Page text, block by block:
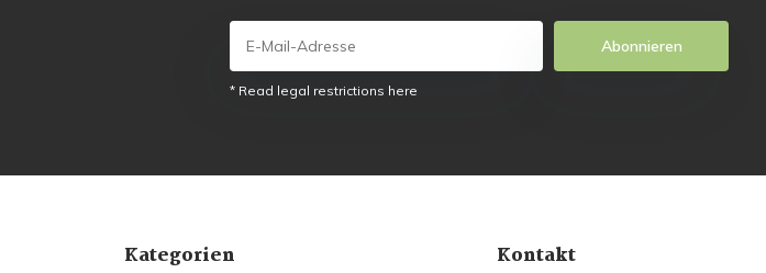
Abonnieren
* Read legal restrictions here
Kategorien Kontakt